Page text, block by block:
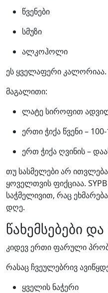
წვენები
სმუზი
ალკოჰოლი
ეს ყველაფერი კალორიაა.
მაგალითი:
ლატე სიროფით
ერთი ჭიქა წვენი –
ერთ ჭიქა ღვინის –
თუ სასმელები არ
ყოველთვის ფიქციაა.
საჭმელივით, რაც
დღე.
წახემსებები
კიდევ ერთი ფარული
რასაც ჩვეულებრივ
ყველის ნაჭერი